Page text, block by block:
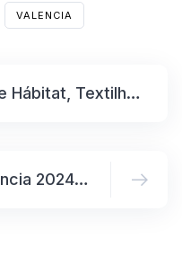
VALENCIA
Así fue la Feria de Hábitat, Textilhogar y el Espacio Cocina SICI en la Feria Internacional de Valencia 2024.
Las Cinco Ferias de Valencia 2024: Hábitat, Textilhogar, Espacio Cocina SICI, Eurobrico e Iberflora